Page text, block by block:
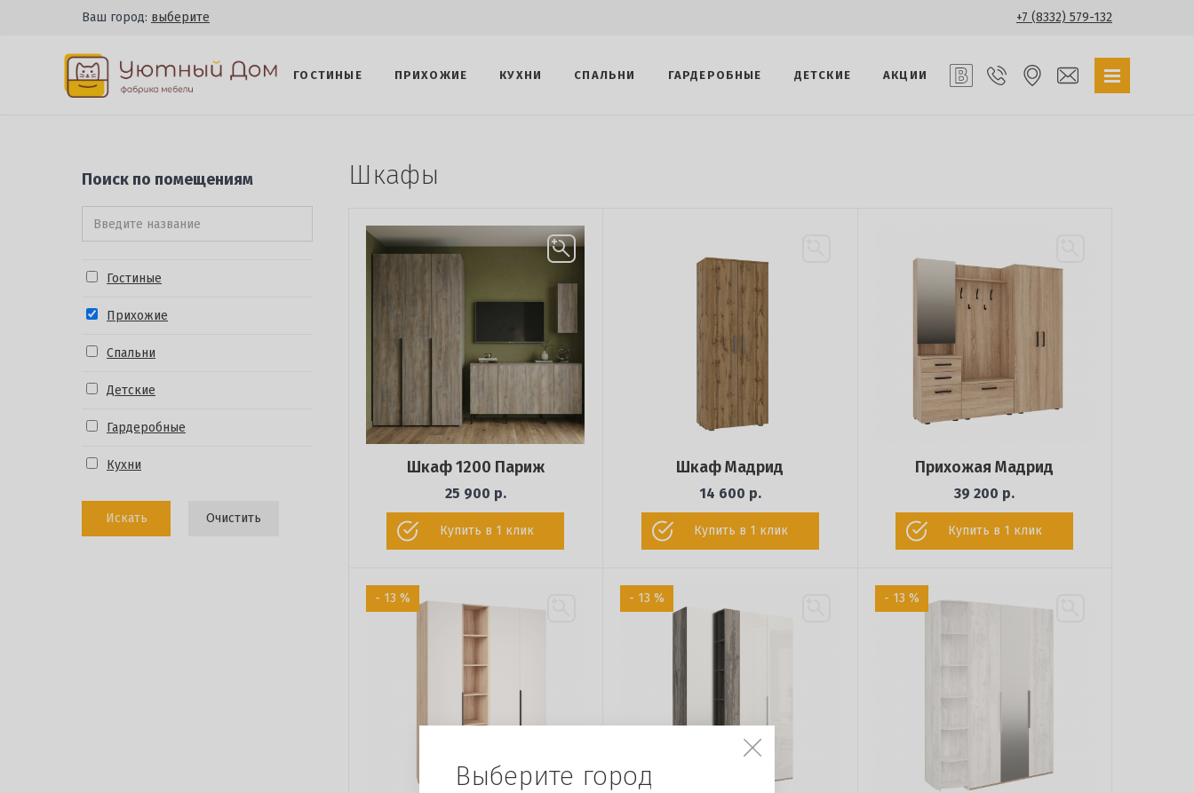
Ваш город: выберите +7 (8332) 579-132
ГОСТИНЫЕ ПРИХОЖИЕ КУХНИ СПАЛЬНИ ГАРДЕРОБНЫЕ ДЕТСКИЕ АКЦИИ
Поиск по помещениям
Гостиные
Прихожие
Спальни
Детские
Гардеробные
Кухни
Искать Очистить
Шкафы
Шкаф 1200 Париж
25 900 р.
Купить в 1 клик
Шкаф Мадрид
14 600 р.
Купить в 1 клик
Прихожая Мадрид
39 200 р.
Купить в 1 клик
- 13 % - 13 % - 13 %
Выберите город